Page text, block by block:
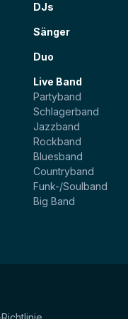
DJs
Sänger
Duo
Live Band
Partyband
Schlagerband
Jazzband
Rockband
Bluesband
Countryband
Funk-/Soulband
Big Band